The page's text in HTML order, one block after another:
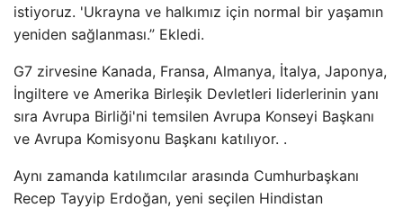
istiyoruz. 'Ukrayna ve halkımız için normal bir yaşamın
yeniden sağlanması.” Ekledi.
G7 zirvesine Kanada, Fransa, Almanya, İtalya, Japonya,
İngiltere ve Amerika Birleşik Devletleri liderlerinin yanı
sıra Avrupa Birliği'ni temsilen Avrupa Konseyi Başkanı
ve Avrupa Komisyonu Başkanı katılıyor. .
Aynı zamanda katılımcılar arasında Cumhurbaşkanı
Recep Tayyip Erdoğan, yeni seçilen Hindistan